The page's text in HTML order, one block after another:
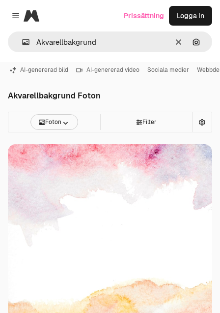
Close menu
Magnific
RensaSök
Prissättning Logga in
AI-genererad bild AI-genererad video Sociala medier
Akvarellbakgrund Foton
Foton Filter